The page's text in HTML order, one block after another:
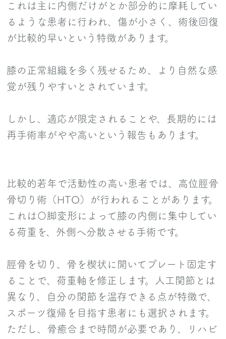
これは主に内側だけがとか部分的に摩耗してい
るような患者に行われ、傷が小さく、術後回復
が比較的早いという特徴があります。
膝の正常組織を多く残せるため、より自然な感
覚が残りやすいとされています。
しかし、適応が限定されることや、長期的には
再手術率がやや高いという報告もあります。
比較的若年で活動性の高い患者では、高位脛骨
骨切り術（HTO）が行われることがあります。
これは〇脚変形によって膝の内側に集中してい
る荷重を、外側へ分散させる手術です。
脛骨を切り、骨を楔状に開いてプレート固定す
ることで、荷重軸を修正します。人工関節とは
異なり、自分の関節を温存できる点が特徴で、
スポーツ復帰を目指す患者にも選択されます。
ただし、骨癒合まで時間が必要であり、リハビ